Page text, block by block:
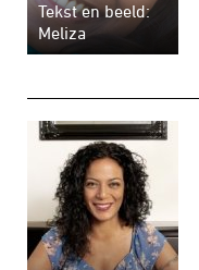
Tekst en beeld:
Meliza